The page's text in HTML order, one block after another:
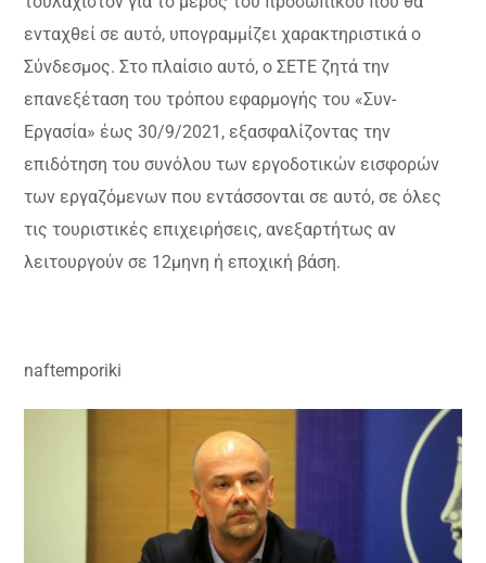
ενταχθεί σε αυτό, υπογραμμίζει χαρακτηριστικά ο
Σύνδεσμος. Στο πλαίσιο αυτό, ο ΣΕΤΕ ζητά την
επανεξέταση του τρόπου εφαρμογής του «Συν-
Εργασία» έως 30/9/2021, εξασφαλίζοντας την
επιδότηση του συνόλου των εργοδοτικών εισφορών
των εργαζόμενων που εντάσσονται σε αυτό, σε όλες
τις τουριστικές επιχειρήσεις, ανεξαρτήτως αν
λειτουργούν σε 12μηνη ή εποχική βάση.
naftemporiki